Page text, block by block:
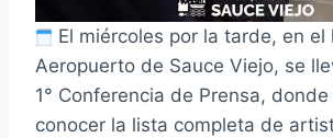
El miércoles por la tarde, en el
Aeropuerto de Sauce Viejo, se
1° Conferencia de Prensa,
conocer la lista completa de